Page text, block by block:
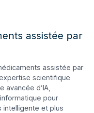
assistée par
assistée par
scientifique
d’IA,
pour
intelligente et plus